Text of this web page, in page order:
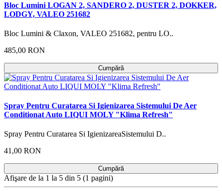
Bloc Lumini LOGAN 2, SANDERO 2, DUSTER 2, DOKKER,
LODGY, VALEO 251682
Bloc Lumini & Claxon, VALEO 251682, pentru LO..
485,00 RON
Cumpără
Spray Pentru Curatarea Si Igienizarea Sistemului De Aer
Conditionat Auto LIQUI MOLY "Klima Refresh"
Spray Pentru Curatarea Si IgienizareaSistemului D..
41,00 RON
Cumpără
Afişare de la 1 la 5 din 5 (1 pagini)